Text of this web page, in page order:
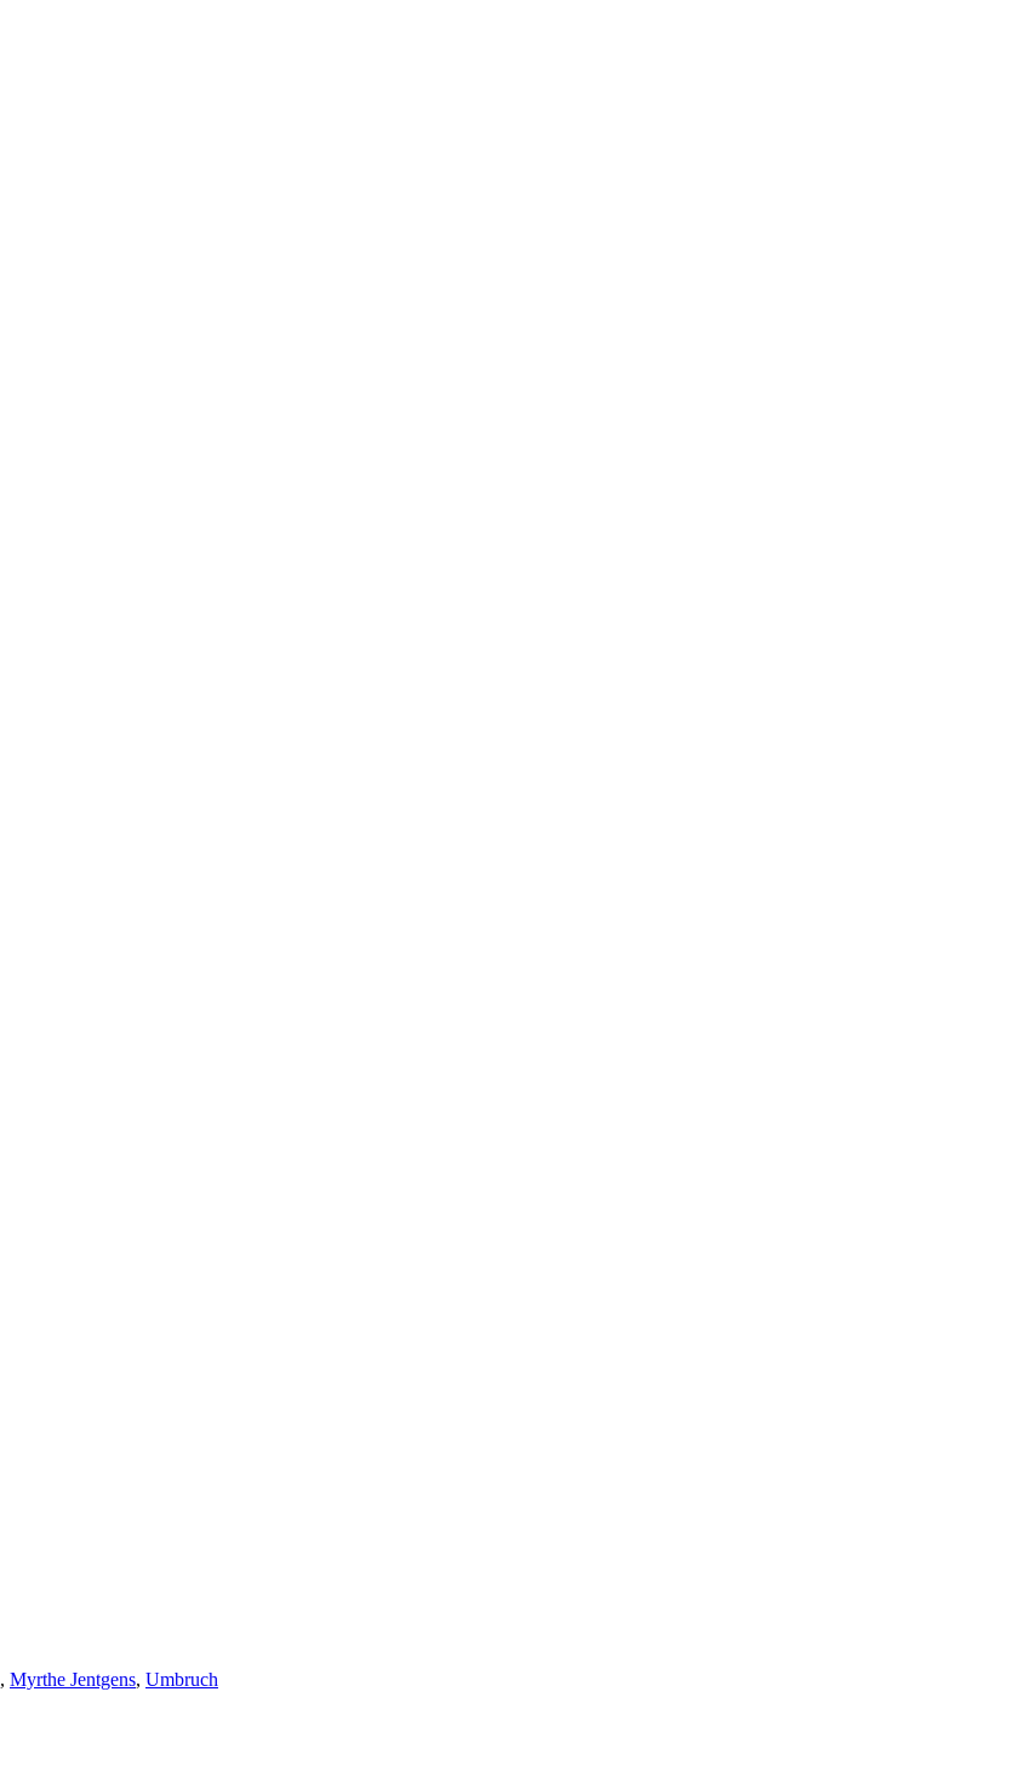
, Myrthe Jentgens, Umbruch